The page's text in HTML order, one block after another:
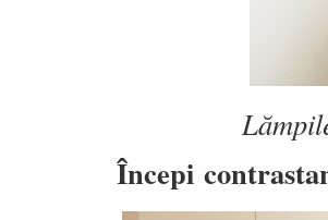
Începi